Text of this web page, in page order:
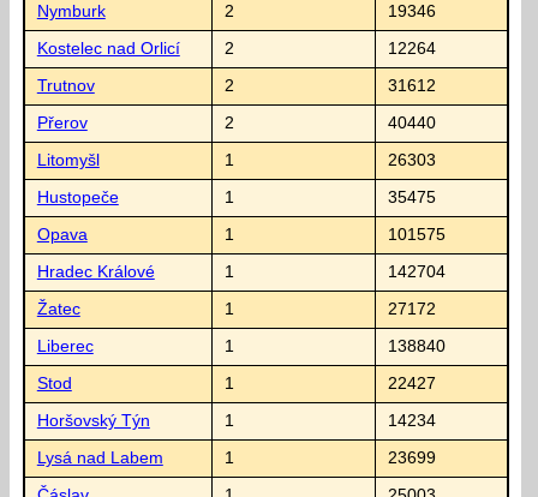
Nymburk 2 19346
Kostelec nad Orlicí 2 12264
Trutnov 2 31612
Přerov 2 40440
Litomyšl 1 26303
Hustopeče 1 35475
Opava 1 101575
Hradec Králové 1 142704
Žatec 1 27172
Liberec 1 138840
Stod 1 22427
Horšovský Týn 1 14234
Lysá nad Labem 1 23699